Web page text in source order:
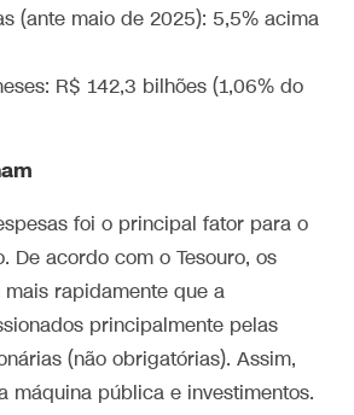
(ante maio de 2025): 5,5% acima
R$ 142,3 bilhões (1,06% do
foi o principal fator para o
De acordo com o Tesouro, os
rapidamente que a
principalmente pelas
(não obrigatórias). Assim,
máquina pública e investimentos.